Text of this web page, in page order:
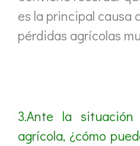
es la principal causa
pérdidas agrícolas
3.Ante la
agrícola, ¿cómo